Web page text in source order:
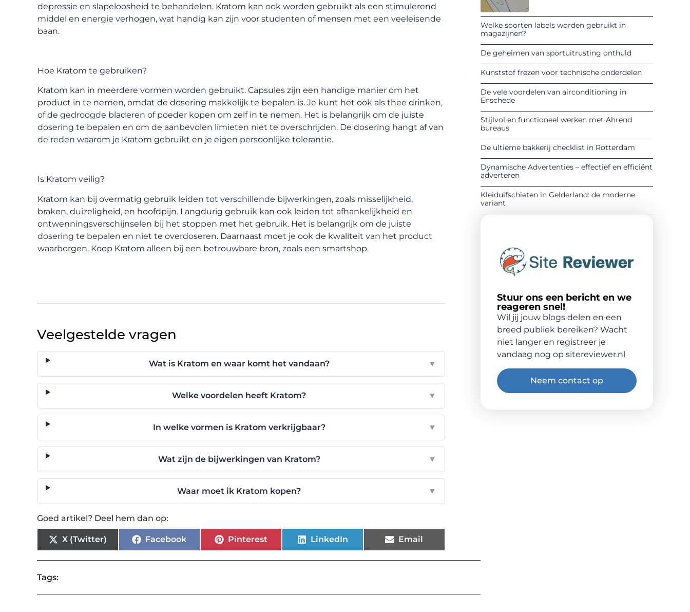
depressie en slapeloosheid te behandelen. Kratom kan ook worden gebruikt als een stimulerend
middel en energie verhogen, wat handig kan zijn voor studenten of mensen met een veeleisende
baan.
Hoe Kratom te gebruiken?
Kratom kan in meerdere vormen worden gebruikt. Capsules zijn een handige manier om het
product in te nemen, omdat de dosering makkelijk te bepalen is. Je kunt het ook als thee drinken,
of de gedroogde bladeren of poeder kopen om zelf in te nemen. Het is belangrijk om de juiste
dosering te bepalen en om de aanbevolen limieten niet te overschrijden. De dosering hangt af van
de reden waarom je Kratom gebruikt en je eigen persoonlijke tolerantie.
Is Kratom veilig?
Kratom kan bij overmatig gebruik leiden tot verschillende bijwerkingen, zoals misselijkheid,
braken, duizeligheid, en hoofdpijn. Langdurig gebruik kan ook leiden tot afhankelijkheid en
ontwenningsverschijnselen bij het stoppen met het gebruik. Het is belangrijk om de juiste
dosering te bepalen en niet te overdoseren. Daarnaast moet je ook de kwaliteit van het product
waarborgen. Koop Kratom alleen bij een betrouwbare bron, zoals een smartshop.
Veelgestelde vragen
Wat is Kratom en waar komt het vandaan? ▼
Welke voordelen heeft Kratom? ▼
In welke vormen is Kratom verkrijgbaar? ▼
Wat zijn de bijwerkingen van Kratom? ▼
Waar moet ik Kratom kopen? ▼
Goed artikel? Deel hem dan op:
X (Twitter) Facebook Pinterest LinkedIn Email
Tags:
Welke soorten labels worden gebruikt in
magazijnen?
De geheimen van sportuitrusting onthuld
Kunststof frezen voor technische onderdelen
De vele voordelen van airconditioning in
Enschede
Stijlvol en functioneel werken met Ahrend
bureaus
De ultieme bakkerij checklist in Rotterdam
Dynamische Advertenties – effectief en efficiënt
adverteren
Kleiduifschieten in Gelderland: de moderne
variant
Stuur ons een bericht en we
reageren snel!
Wil jij jouw blogs delen en een
breed publiek bereiken? Wacht
niet langer en registreer je
vandaag nog op sitereviewer.nl
Neem contact op